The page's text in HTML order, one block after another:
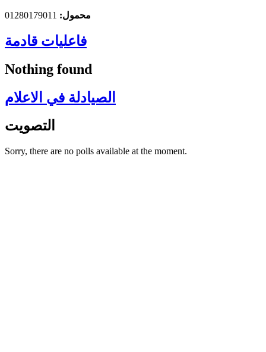
محمول:
فاعليات قادمة
Nothing found
الصيادلة في الاعلام
التصويت
Sorry, there are no polls available at the moment.